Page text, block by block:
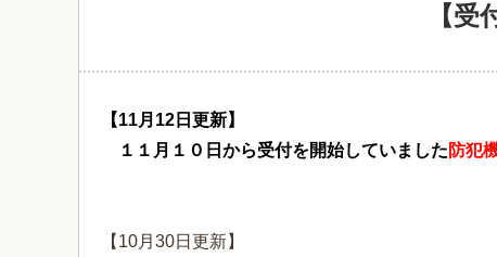
【
【11月12 日更新】
１１月１０日から受付を開始していました 防犯
【10月30日更新】